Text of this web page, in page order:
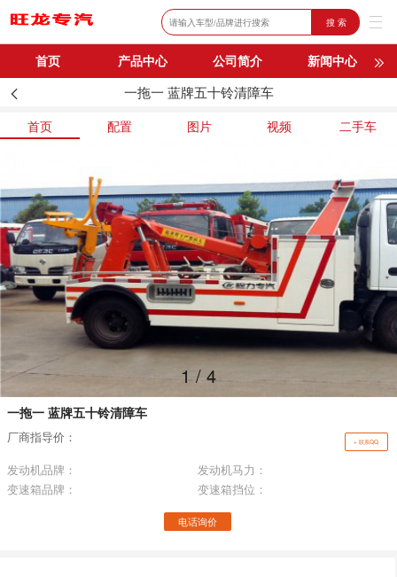
搜 索
首页 产品中心 公司简介
新闻中心
一拖一 蓝牌五十铃清障车
首页 配置 图片 视频 二手车
1 / 4
一拖一 蓝牌五十铃清障车
厂商指导价： + 联系QQ
发动机品牌：
发动机马力：
变速箱品牌：
变速箱挡位：
电话询价